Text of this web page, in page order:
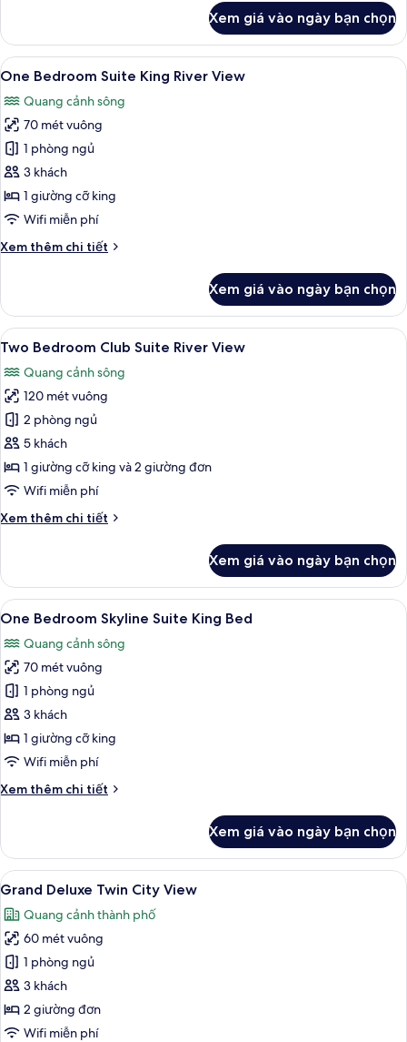
Phòng
Xem giá vào ngày bạn chọn
Xem
tất
cả
ảnh
One
Bedroom
Suite
King
View
TV LED 55-inch có truyền hình kỹ
21
One Bedroom Suite King River View
Quang cảnh sông
70 mét vuông
1 phòng ngủ
3 khách
1 giường cỡ king
Wifi miễn phí
Xem thêm chi tiết
Chi
One
Bedroom
Suite
River
View
Xem giá vào ngày bạn chọn
Xem
tất
cả
ảnh
Two
Bedroom
Club
Suite
View
Two Bedroom Club Suite River
13
Two Bedroom Club Suite River View
Quang cảnh sông
120 mét vuông
2 phòng ngủ
5 khách
1 giường cỡ king và 2 giường đơn
Wifi miễn phí
Xem thêm chi tiết
Chi
Two
Bedroom
Club
River
View
Xem giá vào ngày bạn chọn
Xem
tất
cả
ảnh
One
Bedroom
Skyline
Suite
Bed
One Bedroom Skyline Suite King
15
One Bedroom Skyline Suite King Bed
Quang cảnh sông
70 mét vuông
1 phòng ngủ
3 khách
1 giường cỡ king
Wifi miễn phí
Xem thêm chi tiết
Chi
One
Bedroom
Skyline
King
Bed
Xem giá vào ngày bạn chọn
Xem
tất
cả
ảnh
Grand
Deluxe
Twin
City
Bộ đồ giường cao cấp, chăn bông,
16
Grand Deluxe Twin City View
Quang cảnh thành phố
60 mét vuông
1 phòng ngủ
3 khách
2 giường đơn
Wifi miễn phí